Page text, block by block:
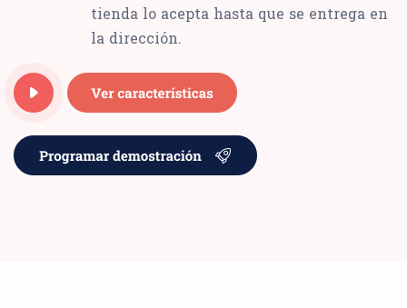
tienda lo acepta hasta que se entrega en
la dirección.